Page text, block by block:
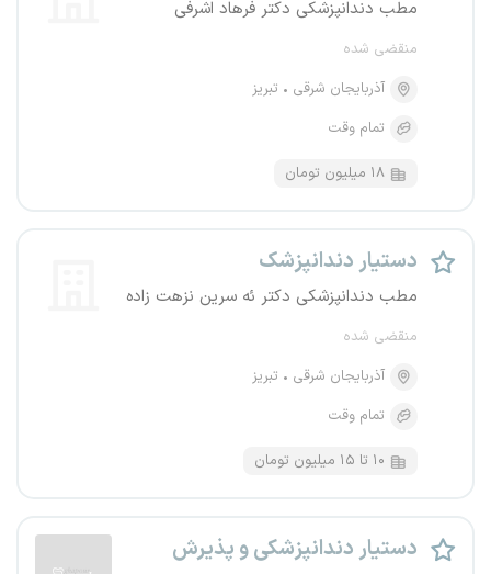
مطب دندانپزشکی دکتر فرهاد اشرفی
منقضی شده
آذربایجان شرقی
تبریز
تمام وقت
۱۸ میلیون تومان
دستیار دندانپزشک
مطب دندانپزشکی دکتر ئه سرین نزهت زاده
منقضی شده
آذربایجان شرقی
تبریز
تمام وقت
۱۰ تا ۱۵ میلیون تومان
دستیار دندانپزشکی و پذیرش